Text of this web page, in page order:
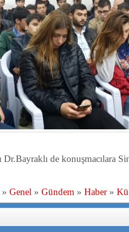
Dr.Bayraklı de konuşmacılara
» Genel » Gündem » Haber»